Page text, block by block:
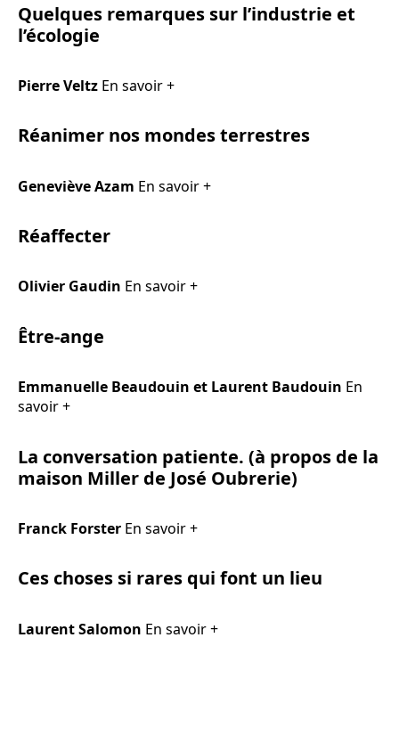
Quelques remarques sur l’industrie et
l’écologie
Pierre Veltz En savoir +
Réanimer nos mondes terrestres
Geneviève Azam En savoir +
Réaffecter
Olivier Gaudin En savoir +
Être-ange
Emmanuelle Beaudouin et Laurent Baudouin En
savoir +
La conversation patiente. (à propos de la
maison Miller de José Oubrerie)
Franck Forster En savoir +
Ces choses si rares qui font un lieu
Laurent Salomon En savoir +